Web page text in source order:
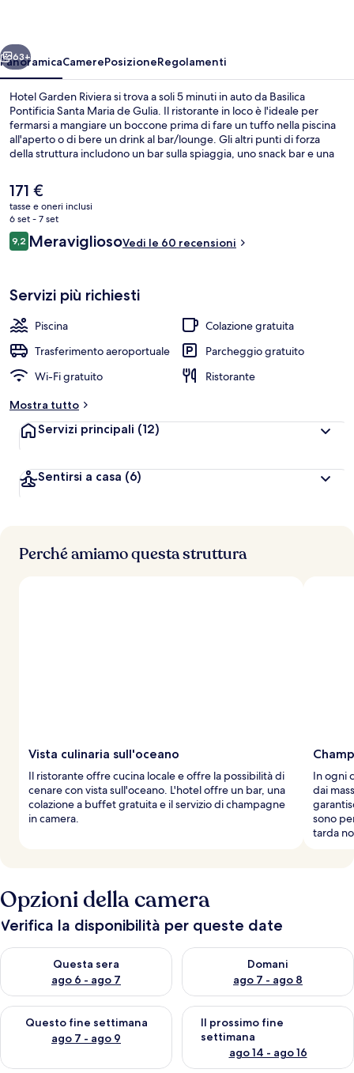
Avanti
63+
PanoramicaCamerePosizioneRegolamenti
Hotel Garden Riviera si trova a soli 5 minuti in auto da Basilica
Pontificia Santa Maria de Gulia. Il ristorante in loco è l'ideale per
fermarsi a mangiare un boccone prima di fare un tuffo nella piscina
all'aperto o di bere un drink al bar/lounge. Gli altri punti di forza
della struttura includono un bar sulla spiaggia, uno snack bar e una
Il
prezzo
attuale
è
171 €
171 €
tasse e oneri inclusi
6 set - 7 set
Recensioni
9,29,2 su 10
MeravigliosoVedi le 60 recensioni
Servizi più richiesti
Piscina
Colazione gratuita
Trasferimento aeroportuale
Parcheggio gratuito
Wi-Fi gratuito
Ristorante
Mostra tutto
Servizi principali (12)
Sentirsi a casa (6)
Perché amiamo questa struttura
Vista culinaria sull'oceano
Il ristorante offre cucina locale e offre la possibilità di
cenare con vista sull'oceano. L'hotel offre un bar, una
colazione a buffet gratuita e il servizio di champagne
in camera.
In ogni
dai
sono
tarda
Opzioni della camera
Verifica la disponibilità per queste date
Questa sera
ago 6 - ago 7
Verifica la disponibilità per questa sera, ago 6 - ago 7
Domani
ago 7 - ago 8
Verifica la disponibilità per
Questo fine settimana
ago 7 - ago 9
Verifica la disponibilità per questo fine settimana, ago 7 - ago
Il prossimo fine
settimana
ago 14 - ago 16
Verifica la disponibilità per il